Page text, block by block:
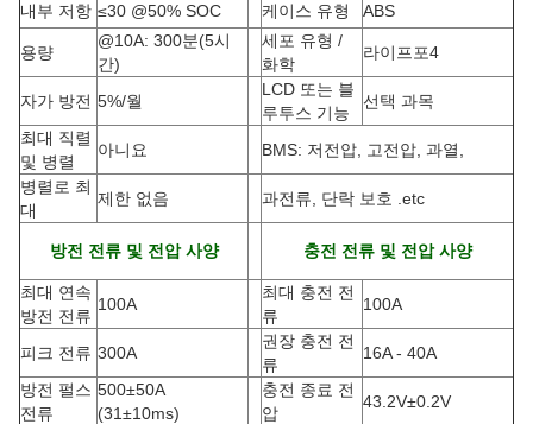
내부 저항 ≤30 @50% SOC 케이스 유형 ABS
용량
@10A: 300분(5시
간)
세포 유형 /
화학
라이프포4
자가 방전 5%/월
LCD 또는 블
루투스 기능
선택 과목
최대 직렬
및 병렬
아니요
BMS: 저전압, 고전압, 과열,
병렬로 최
대
제한 없음 과전류, 단락 보호 .etc
방전 전류 및 전압 사양 충전 전류 및 전압 사양
최대 연속
방전 전류
100A
최대 충전 전
류
100A
피크 전류 300A
권장 충전 전
류
16A - 40A
방전 펄스
전류
500±50A
(31±10ms)
충전 종료 전
압
43.2V±0.2V